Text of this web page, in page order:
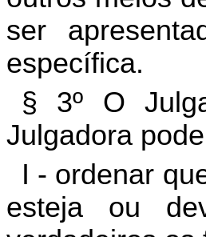
ser
específica.
§ 3º O
Julgadora
I - ordenar
esteja ou